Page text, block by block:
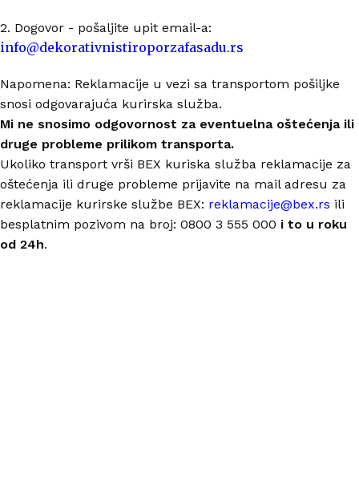
2. Dogovor - pošaljite upit email-a:
info@dekorativnistiroporzafasadu.rs
Napomena: Reklamacije u vezi sa transportom pošiljke
snosi odgovarajuća kurirska služba.
Mi ne snosimo odgovornost za eventuelna oštećenja ili
druge probleme prilikom transporta.
Ukoliko transport vrši BEX kuriska služba reklamacije za
oštećenja ili druge probleme prijavite na mail adresu za
reklamacije kurirske službe BEX: reklamacije@bex.rs ili
besplatnim pozivom na broj: 0800 3 555 000 i to u roku
od 24h.